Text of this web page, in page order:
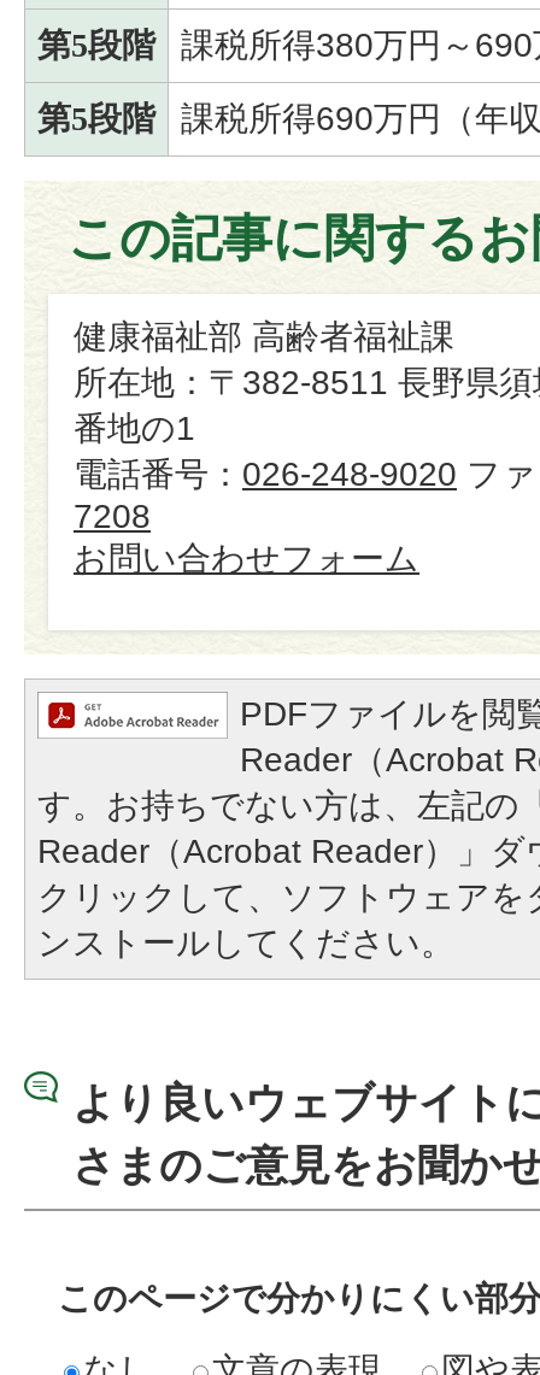
第5段階
課税所得380万円～
第5段階
課税所得690万円（年
この記事に関する
健康福祉部 高齢者福祉課
所在地：〒382-8511 長野県
番地の1
電話番号： 026-248-9020 フ
7208
お問い合わせフォーム
PDFファイルを閲
Reader（Acrobat
す。お持ちでない方は、左記の
Reader（Acrobat Reader）」
クリックして、ソフトウェア
ンストールしてください。
より良いウェブサイト
さまのご意見をお聞か
このページで分かりにくい部